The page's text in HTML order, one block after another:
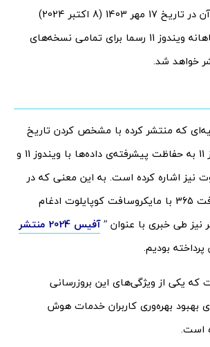
قرار می‌گیرد. پس از آن در تاریخ 17 مهر 1403 (8 اکتبر 2024)
بروزرسانی امنیتی ماهانه ویندوز 11 رسما برای تمامی نسخه‌های
خواهد شد.
که منتشر کرده با مشخص کردن تاریخ
انتشار آپدیت ویندوز 11 به حفاظت پیشرفته‌ی داده‌ها با ویندوز 11 و
نیز اشاره کرده است. به این معنی که در
این نسخه مایکروسافت 365 با مایکروسافت کوپایلوت ادغام
نیز طی خبری با عنوان ”
آفیس 2024 منتشر
بودیم.
که یکی از ویژگی‌های این بروزرسانی
بهره‌وری کاربران خدمات هوش
است.